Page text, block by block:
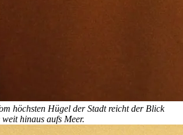
höchsten Hügel der Stadt reicht der Blick
hinaus aufs Meer.